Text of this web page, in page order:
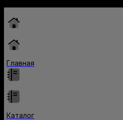
Главная
Каталог